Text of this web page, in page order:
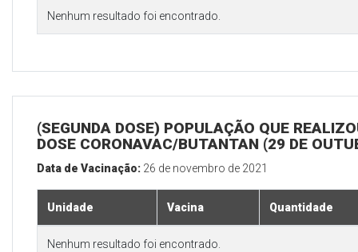
Nenhum resultado foi encontrado.
(SEGUNDA DOSE) POPULAÇÃO QUE
DOSE CORONAVAC/BUTANTAN (29 DE
Data de Vacinação: 26 de novembro de 2021
Unidade Vacina Quantidade
Nenhum resultado foi encontrado.